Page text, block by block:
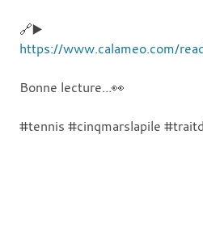
🔗▶️
https://www.calameo.com/
Bonne lecture...👀
#tennis #cinqmarslapile